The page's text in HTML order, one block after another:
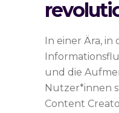
In einer Ära, in
und die
Nutzer*innen
Content